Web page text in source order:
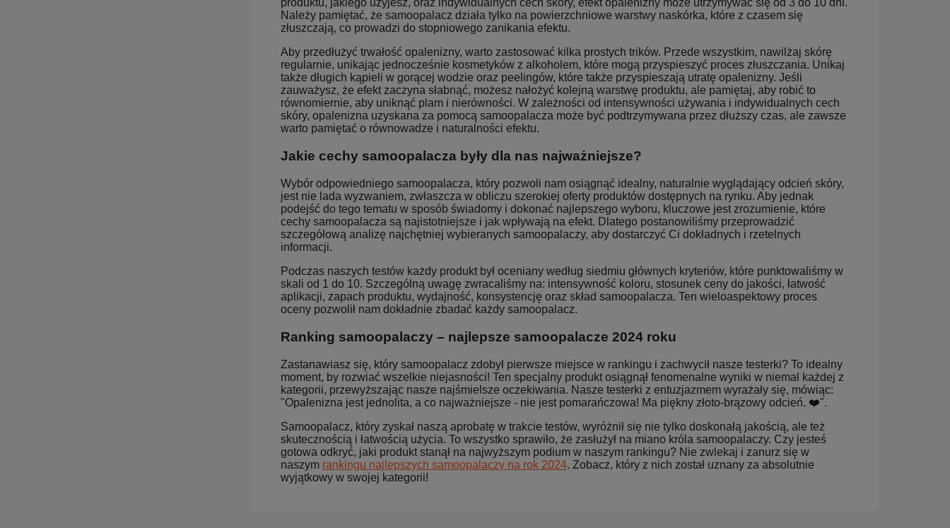
Należy pamiętać, że samoopalacz działa tylko na powierzchniowe warstwy naskórka, które z czasem się
złuszczają, co prowadzi do stopniowego zanikania efektu.
Aby przedłużyć trwałość opalenizny, warto zastosować kilka prostych trików. Przede wszystkim, nawilżaj skórę
regularnie, unikając jednocześnie kosmetyków z alkoholem, które mogą przyspieszyć proces złuszczania. Unikaj
także długich kąpieli w gorącej wodzie oraz peelingów, które także przyspieszają utratę opalenizny. Jeśli
zauważysz, że efekt zaczyna słabnąć, możesz nałożyć kolejną warstwę produktu, ale pamiętaj, aby robić to
równomiernie, aby uniknąć plam i nierówności. W zależności od intensywności używania i indywidualnych cech
skóry, opalenizna uzyskana za pomocą samoopalacza może być podtrzymywana przez dłuższy czas, ale zawsze
warto pamiętać o równowadze i naturalności efektu.
Jakie cechy samoopalacza były dla nas najważniejsze?
Wybór odpowiedniego samoopalacza, który pozwoli nam osiągnąć idealny, naturalnie wyglądający odcień skóry,
jest nie lada wyzwaniem, zwłaszcza w obliczu szerokiej oferty produktów dostępnych na rynku. Aby jednak
podejść do tego tematu w sposób świadomy i dokonać najlepszego wyboru, kluczowe jest zrozumienie, które
cechy samoopalacza są najistotniejsze i jak wpływają na efekt. Dlatego postanowiliśmy przeprowadzić
szczegółową analizę najchętniej wybieranych samoopalaczy, aby dostarczyć Ci dokładnych i rzetelnych
informacji.
Podczas naszych testów każdy produkt był oceniany według siedmiu głównych kryteriów, które punktowaliśmy w
skali od 1 do 10. Szczególną uwagę zwracaliśmy na: intensywność koloru, stosunek ceny do jakości, łatwość
aplikacji, zapach produktu, wydajność, konsystencję oraz skład samoopalacza. Ten wieloaspektowy proces
oceny pozwolił nam dokładnie zbadać każdy samoopalacz.
Ranking samoopalaczy – najlepsze samoopalacze 2024 roku
Zastanawiasz się, który samoopalacz zdobył pierwsze miejsce w rankingu i zachwycił nasze testerki? To idealny
moment, by rozwiać wszelkie niejasności! Ten specjalny produkt osiągnął fenomenalne wyniki w niemal każdej z
kategorii, przewyższając nasze najśmielsze oczekiwania. Nasze testerki z entuzjazmem wyrażały się, mówiąc:
"Opalenizna jest jednolita, a co najważniejsze - nie jest pomarańczowa! Ma piękny złoto-brązowy odcień. ❤️".
Samoopalacz, który zyskał naszą aprobatę w trakcie testów, wyróżnił się nie tylko doskonałą jakością, ale też
skutecznością i łatwością użycia. To wszystko sprawiło, że zasłużył na miano króla samoopalaczy. Czy jesteś
gotowa odkryć, jaki produkt stanął na najwyższym podium w naszym rankingu? Nie zwlekaj i zanurz się w
naszym rankingu najlepszych samoopalaczy na rok 2024. Zobacz, który z nich został uznany za absolutnie
wyjątkowy w swojej kategorii!